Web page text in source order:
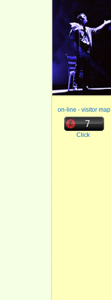
on-line - visitor map
Click